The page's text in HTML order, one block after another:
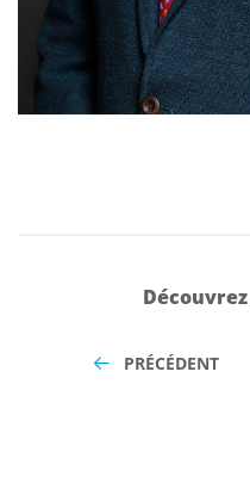
PRÉCÉDENT